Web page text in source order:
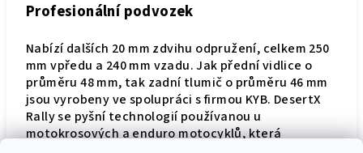
Profesionální podvozek
Nabízí dalších 20 mm zdvihu odpružení, celkem 250
mm vpředu a 240 mm vzadu. Jak přední vidlice o
průměru 48 mm, tak zadní tlumič o průměru 46 mm
jsou vyrobeny ve spolupráci s firmou KYB. DesertX
Rally se pyšní technologií používanou u
motokrosových a enduro motocyklů, která